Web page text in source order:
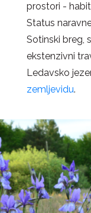
prostori -
Status
Sotinski breg,
ekstenzivni
Ledavsko
zemljevidu.